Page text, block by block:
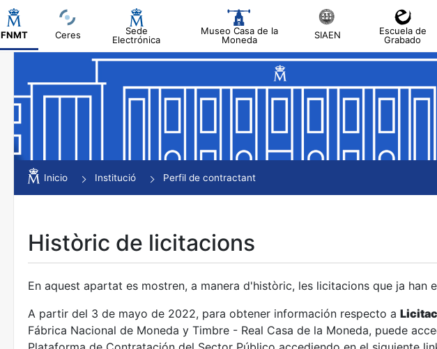
FNMT Ceres
Sede
Electrónica
Museo Casa de la
Moneda
SIAEN
Escuela de
Grabado
Mostra/Amaga
Mostra/Amaga
Inicio Institució Perfil de contractant
Històric de licitacions
En aquest apartat es mostren, a manera d'històric, les licitacions que ja
A partir del 3 de mayo de 2022, para obtener información respecto a
Fábrica Nacional de Moneda y Timbre - Real Casa de la Moneda, puede